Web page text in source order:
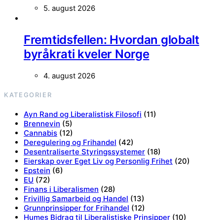
5. august 2026
Fremtidsfellen: Hvordan globalt
byråkrati kveler Norge
4. august 2026
KATEGORIER
Ayn Rand og Liberalistisk Filosofi (11)
Brennevin (5)
Cannabis (12)
Deregulering og Frihandel (42)
Desentraliserte Styringssystemer (18)
Eierskap over Eget Liv og Personlig Frihet (20)
Epstein (6)
EU (72)
Finans i Liberalismen (28)
Frivillig Samarbeid og Handel (13)
Grunnprinsipper for Frihandel (12)
Humes Bidrag til Liberalistiske Prinsipper (10)